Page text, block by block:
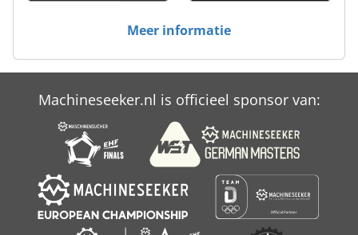
Meer informatie
Machineseeker.nl is officieel sponsor van: